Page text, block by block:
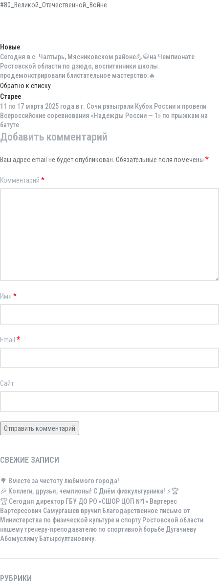
#80_Великой_Отечественной_Войне
Новые
Сегодня в с. Чалтырь, Мясниковском районе💪🥋на Чемпионате
Ростовской области по дзюдо, воспитанники школы
продемонстрировали блистательное мастерство:🔥
Обратно к списку
Старее
11 по 17 марта 2025 года в г. Сочи разыграли Кубок России и провели
Всероссийские соревнования «Надежды России — 1» по прыжкам на
батуте.
Добавить комментарий
Ваш адрес email не будет опубликован. Обязательные поля помечены *
Комментарий *
Имя *
Email *
Сайт
СВЕЖИЕ ЗАПИСИ
🌳 Вместе за чистоту любимого города!
🎉 Коллеги, друзья, чемпионы! С Днём физкультурника! ⚡️🏆
🏆 Сегодня директор ГБУ ДО РО «СШОР ЦОП №1» Вартерес
Вартересович Самургашев вручил Благодарственное письмо от
Министерства по физической культуре и спорту Ростовской области
нашему тренеру-преподавателю по спортивной борьбе Дугачиеву
Абомуслиму Батырсултановичу.
РУБРИКИ